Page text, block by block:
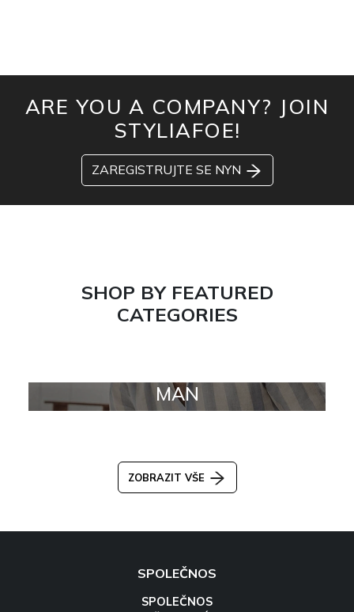
ARE YOU A COMPANY? JOIN
STYLIAFOE!
ZAREGISTRUJTE SE NYN
SHOP BY FEATURED
CATEGORIES
MAN
ZOBRAZIT VŠE
SPOLEČNOS
SPOLEČNOS